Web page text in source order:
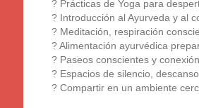
? Prácticas de Yoga para
? Introducción al Ayurveda y al
? Meditación, respiración
? Alimentación ayurvédica
? Paseos conscientes y
? Espacios de silencio,
? Compartir en un ambiente